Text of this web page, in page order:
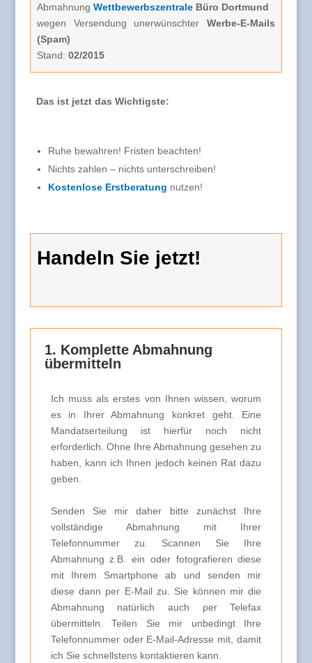
Abmahnung WettbewerbszentraleBüro Dortmund
wegen Versendung unerwünschterWerbe-E-Mails
(Spam)
Stand: 02/2015
Das ist jetzt das Wichtigste:
Ruhe bewahren! Fristen beachten!
Nichts zahlen – nichts unterschreiben!
Kostenlose Erstberatung nutzen!
Handeln Sie jetzt!
1. Komplette Abmahnung
übermitteln
Ich muss als erstes von Ihnen wissen, worum
es in Ihrer Abmahnung konkret geht. Eine
Mandatserteilung ist hierfür noch nicht
erforderlich. Ohne Ihre Abmahnung gesehen zu
haben, kann ich Ihnen jedoch keinen Rat dazu
geben.
Senden Sie mir daher bitte zunächst Ihre
vollständige Abmahnung mit Ihrer
Telefonnummer zu. Scannen Sie Ihre
Abmahnung z.B. ein oder fotografieren diese
mit Ihrem Smartphone ab und senden mir
diese dann per E-Mail zu. Sie können mir die
Abmahnung natürlich auch per Telefax
übermitteln. Teilen Sie mir unbedingt Ihre
Telefonnummer oder E-Mail-Adresse mit, damit
ich Sie schnellstens kontaktieren kann.